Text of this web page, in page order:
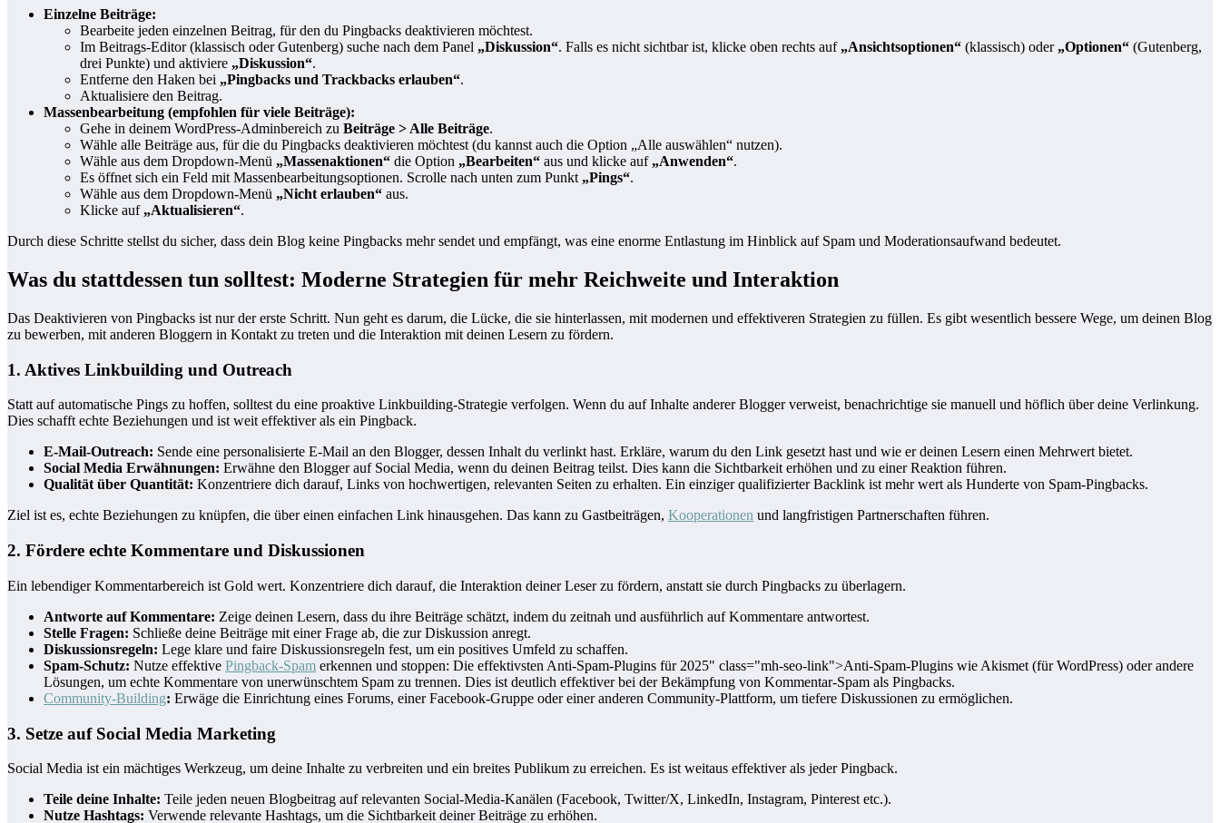
Einzelne Beiträge:
Bearbeite jeden einzelnen Beitrag, für den du Pingbacks deaktivieren möchtest.
Im Beitrags-Editor (klassisch oder Gutenberg) suche nach dem Panel „Diskussion“. Falls es nicht sichtbar ist, klicke oben rechts auf „Ansichtsoptionen“ (klassisch) oder „Optionen“ (Gutenberg,
drei Punkte) und aktiviere „Diskussion“.
Entferne den Haken bei „Pingbacks und Trackbacks erlauben“.
Aktualisiere den Beitrag.
Massenbearbeitung (empfohlen für viele Beiträge):
Gehe in deinem WordPress-Adminbereich zu Beiträge > Alle Beiträge.
Wähle alle Beiträge aus, für die du Pingbacks deaktivieren möchtest (du kannst auch die Option „Alle auswählen“ nutzen).
Wähle aus dem Dropdown-Menü „Massenaktionen“ die Option „Bearbeiten“ aus und klicke auf „Anwenden“.
Es öffnet sich ein Feld mit Massenbearbeitungsoptionen. Scrolle nach unten zum Punkt „Pings“.
Wähle aus dem Dropdown-Menü „Nicht erlauben“ aus.
Klicke auf „Aktualisieren“.
Durch diese Schritte stellst du sicher, dass dein Blog keine Pingbacks mehr sendet und empfängt, was eine enorme Entlastung im Hinblick auf Spam und Moderationsaufwand bedeutet.
Was du stattdessen tun solltest: Moderne Strategien für mehr Reichweite und Interaktion
Das Deaktivieren von Pingbacks ist nur der erste Schritt. Nun geht es darum, die Lücke, die sie hinterlassen, mit modernen und effektiveren Strategien zu füllen. Es gibt wesentlich bessere Wege, um deinen Blog
zu bewerben, mit anderen Bloggern in Kontakt zu treten und die Interaktion mit deinen Lesern zu fördern.
1. Aktives Linkbuilding und Outreach
Statt auf automatische Pings zu hoffen, solltest du eine proaktive Linkbuilding-Strategie verfolgen. Wenn du auf Inhalte anderer Blogger verweist, benachrichtige sie manuell und höflich über deine Verlinkung.
Dies schafft echte Beziehungen und ist weit effektiver als ein Pingback.
E-Mail-Outreach: Sende eine personalisierte E-Mail an den Blogger, dessen Inhalt du verlinkt hast. Erkläre, warum du den Link gesetzt hast und wie er deinen Lesern einen Mehrwert bietet.
Social Media Erwähnungen: Erwähne den Blogger auf Social Media, wenn du deinen Beitrag teilst. Dies kann die Sichtbarkeit erhöhen und zu einer Reaktion führen.
Qualität über Quantität: Konzentriere dich darauf, Links von hochwertigen, relevanten Seiten zu erhalten. Ein einziger qualifizierter Backlink ist mehr wert als Hunderte von Spam-Pingbacks.
Ziel ist es, echte Beziehungen zu knüpfen, die über einen einfachen Link hinausgehen. Das kann zu Gastbeiträgen, Kooperationen und langfristigen Partnerschaften führen.
2. Fördere echte Kommentare und Diskussionen
Ein lebendiger Kommentarbereich ist Gold wert. Konzentriere dich darauf, die Interaktion deiner Leser zu fördern, anstatt sie durch Pingbacks zu überlagern.
Antworte auf Kommentare: Zeige deinen Lesern, dass du ihre Beiträge schätzt, indem du zeitnah und ausführlich auf Kommentare antwortest.
Stelle Fragen: Schließe deine Beiträge mit einer Frage ab, die zur Diskussion anregt.
Diskussionsregeln: Lege klare und faire Diskussionsregeln fest, um ein positives Umfeld zu schaffen.
Spam-Schutz: Nutze effektive Pingback-Spam erkennen und stoppen: Die effektivsten Anti-Spam-Plugins für 2025" class="mh-seo-link">Anti-Spam-Plugins wie Akismet (für WordPress) oder andere
Lösungen, um echte Kommentare von unerwünschtem Spam zu trennen. Dies ist deutlich effektiver bei der Bekämpfung von Kommentar-Spam als Pingbacks.
Community-Building: Erwäge die Einrichtung eines Forums, einer Facebook-Gruppe oder einer anderen Community-Plattform, um tiefere Diskussionen zu ermöglichen.
3. Setze auf Social Media Marketing
Social Media ist ein mächtiges Werkzeug, um deine Inhalte zu verbreiten und ein breites Publikum zu erreichen. Es ist weitaus effektiver als jeder Pingback.
Teile deine Inhalte: Teile jeden neuen Blogbeitrag auf relevanten Social-Media-Kanälen (Facebook, Twitter/X, LinkedIn, Instagram, Pinterest etc.).
Nutze Hashtags: Verwende relevante Hashtags, um die Sichtbarkeit deiner Beiträge zu erhöhen.